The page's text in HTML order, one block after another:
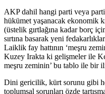
AKP dahil hangi parti veya
hükümet yaşanacak ekonomik
(üstelik gırtlağına kadar borç
sırtına basarak yeni
Laiklik fay hattının ‘meşru
Kuzey Irakta ki gelişmeler ile
meşru zeminin’ bu tablo ile bir
Dini gericilik, kürt sorunu gibi
toplumsal sorunları özde